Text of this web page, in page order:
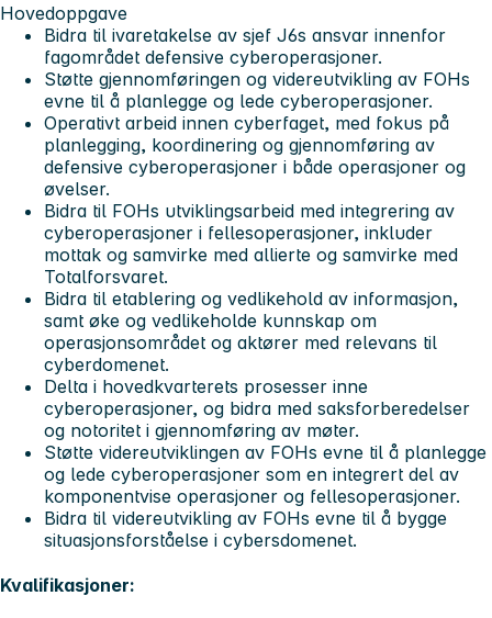
Hovedoppgave
Bidra til ivaretakelse av sjef J6s ansvar innenfor
fagområdet defensive cyberoperasjoner.
Støtte gjennomføringen og videreutvikling av FOHs
evne til å planlegge og lede cyberoperasjoner.
Operativt arbeid innen cyberfaget, med fokus på
planlegging, koordinering og gjennomføring av
defensive cyberoperasjoner i både operasjoner og
øvelser.
Bidra til FOHs utviklingsarbeid med integrering av
cyberoperasjoner i fellesoperasjoner, inkluder
mottak og samvirke med allierte og samvirke med
Totalforsvaret.
Bidra til etablering og vedlikehold av informasjon,
samt øke og vedlikeholde kunnskap om
operasjonsområdet og aktører med relevans til
cyberdomenet.
Delta i hovedkvarterets prosesser inne
cyberoperasjoner, og bidra med saksforberedelser
og notoritet i gjennomføring av møter.
Støtte videreutviklingen av FOHs evne til å planlegge
og lede cyberoperasjoner som en integrert del av
komponentvise operasjoner og fellesoperasjoner.
Bidra til videreutvikling av FOHs evne til å bygge
situasjonsforståelse i cybersdomenet.
Kvalifikasjoner: